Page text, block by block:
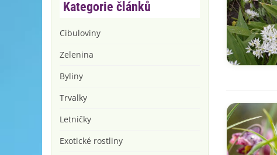
Kategorie článků
Cibuloviny
Zelenina
Byliny
Trvalky
Letničky
Exotické rostliny